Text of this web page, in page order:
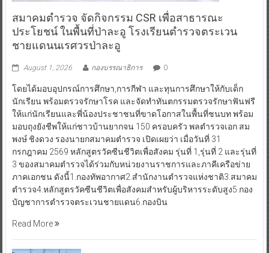
สมาคมตำรวจ จัดกิจกรรม CSR เพื่อสาธารณะ
ประโยชน์ ในพื้นที่ป่าละอู โรงเรียนตำรวจตระเวน
ชายแดนนเรศวรป่าละอู
August 1, 2026 กองบรรณาธิการ 0
โดยได้มอบอุปกรณ์การศึกษา,การกีฬา และทุนการศึกษาให้กับเด็ก
นักเรียน พร้อมตรวจรักษาโรค และจัดทำทันตกรรมตรวจรักษาฟันฟรี
ให้แก่นักเรียนและพี่น้องประชาชนที่ขาดโอกาสในพื้นที่ชนบท พร้อม
มอบถุงยังชีพให้แก่ชาวบ้านยากจน 150 ครอบครัว พลตำรวจเอก สม
พงษ์ ชิงดวง รองนายกสมาคมตำรวจ เปิดเผยว่า เมื่อวันที่ 31
กรกฎาคม 2569 หลักสูตรวัคซีนชีวิตเพื่อสังคม รุ่นที่ 1,รุ่นที่ 2 และรุ่นที่
3 ของสมาคมตำรวจได้ร่วมกับหน่วยงานราชการและภาคีเครือข่าย
ภาคเอกชน ดังนี้1.กองทัพอากาศ2.สำนักงานตำรวจแห่งชาติ3.สมาคม
ตำรวจ4.หลักสูตรวัคซีนชีวิตเพื่อสังคมสำหรับผู้บริหารระดับสูง5.กอง
บัญชาการตำรวจตระเวนชายแดน6.กองบิน
Read More